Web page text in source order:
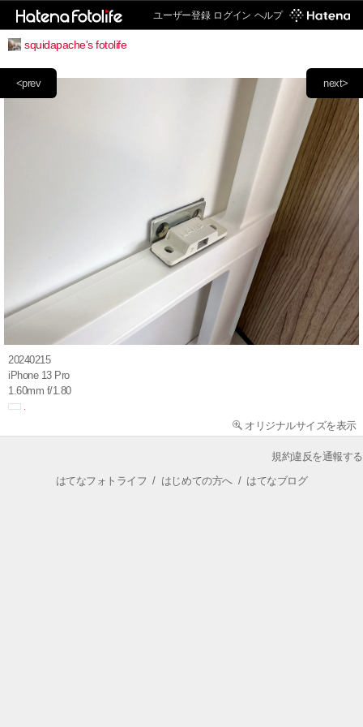
ユーザー登録 ログイン ヘルプ
squidapache's fotolife
next>
<prev
20240215
iPhone 13 Pro
1.60mm f/1.80
オリジナルサイズを表示
規約違反を通報する
はてなフォトライフ / はじめての方へ/ はてなブログ